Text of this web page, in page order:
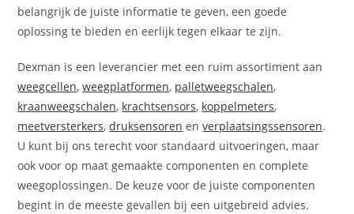
belangrijk de juiste informatie te geven, een goede
oplossing te bieden en eerlijk tegen elkaar te zijn.
Dexman is een leverancier met een ruim assortiment aan
weegcellen,weegplatformen, palletweegschalen,
kraanweegschalen, krachtsensors, koppelmeters,
meetversterkers,druksensoren enverplaatsingssensoren.
U kunt bij ons terecht voor standaard uitvoeringen, maar
ook voor op maat gemaakte componenten en complete
weegoplossingen. De keuze voor de juiste componenten
begint in de meeste gevallen bij een uitgebreid advies.